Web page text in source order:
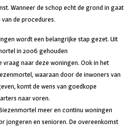
Wanneer de schop echt de grond in gaat
de procedures.
wordt een belangrijke stap gezet. Uit
in 2006 gehouden
naar deze woningen. Ook in het
waaraan door de inwoners van
komt de wens van goedkope
naar voren.
meer en continu woningen
jongeren en senioren. De overeenkomst